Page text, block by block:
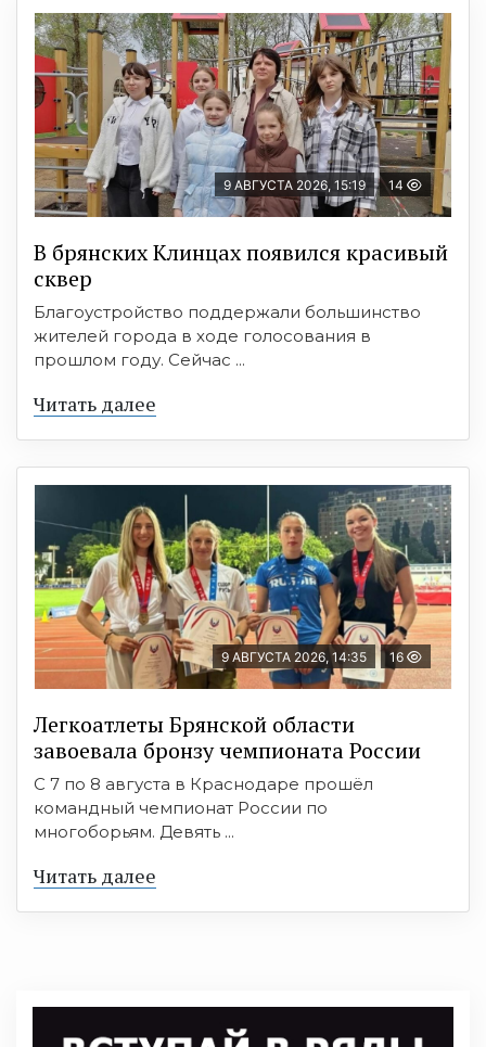
9 АВГУСТА 2026, 15:19 14
В брянских Клинцах появился красивый
сквер
Благоустройство поддержали большинство
жителей города в ходе голосования в
прошлом году. Сейчас ...
Читать далее
9 АВГУСТА 2026, 14:35 16
Легкоатлеты Брянской области
завоевала бронзу чемпионата России
С 7 по 8 августа в Краснодаре прошёл
командный чемпионат России по
многоборьям. Девять ...
Читать далее